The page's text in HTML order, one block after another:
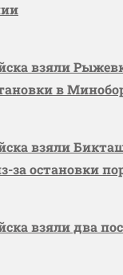
взяли
в
взяли
за остановки
взяли два